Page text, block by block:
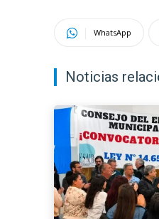
WhatsApp
Noticias